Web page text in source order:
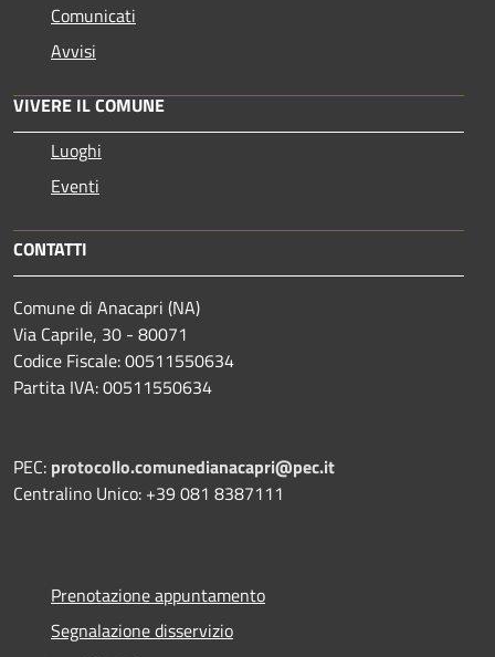
Comunicati
Avvisi
VIVERE IL COMUNE
Luoghi
Eventi
CONTATTI
Comune di Anacapri (NA)
Via Caprile, 30 - 80071
Codice Fiscale: 00511550634
Partita IVA: 00511550634
PEC: protocollo.comunedianacapri@pec.it
Centralino Unico: +39 081 8387111
Prenotazione appuntamento
Segnalazione disservizio